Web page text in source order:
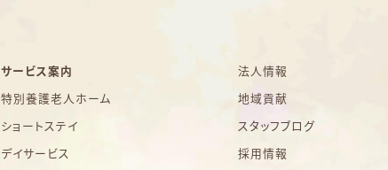
サービス案内
特別養護老人ホーム
ショートステイ
デイサービス
法人情報
地域貢献
スタッフブログ
採用情報